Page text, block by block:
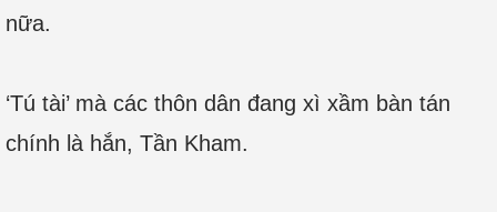
nữa.
‘Tú tài’ mà các thôn dân đang xì xầm bàn tán
chính là hắn, Tần Kham.